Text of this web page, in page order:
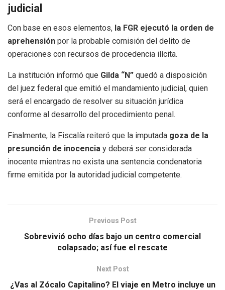
judicial
Con base en esos elementos, la FGR ejecutó la orden de
aprehensión por la probable comisión del delito de
operaciones con recursos de procedencia ilícita.
La institución informó que Gilda “N” quedó a disposición
del juez federal que emitió el mandamiento judicial, quien
será el encargado de resolver su situación jurídica
conforme al desarrollo del procedimiento penal.
Finalmente, la Fiscalía reiteró que la imputada goza de la
presunción de inocencia y deberá ser considerada
inocente mientras no exista una sentencia condenatoria
firme emitida por la autoridad judicial competente.
Previous Post
Sobrevivió ocho días bajo un centro comercial
colapsado; así fue el rescate
Next Post
¿Vas al Zócalo Capitalino? El viaje en Metro incluye un